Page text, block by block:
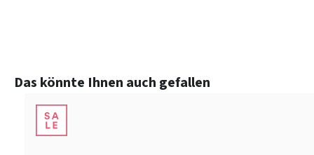
Produktgalerie überspringen
Das könnte Ihnen auch gefallen